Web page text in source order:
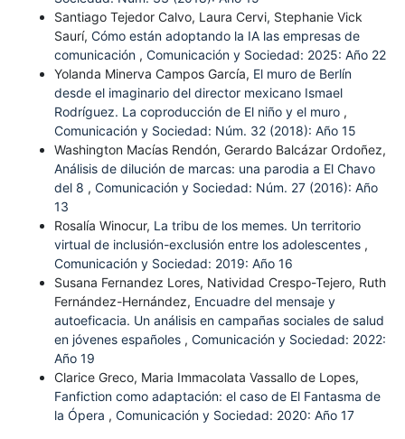
Santiago Tejedor Calvo, Laura Cervi, Stephanie Vick
Saurí, Cómo están adoptando la IA las empresas de
comunicación , Comunicación y Sociedad: 2025: Año 22
Yolanda Minerva Campos García, El muro de Berlín
desde el imaginario del director mexicano Ismael
Rodríguez. La coproducción de El niño y el muro ,
Comunicación y Sociedad: Núm. 32 (2018): Año 15
Washington Macías Rendón, Gerardo Balcázar Ordoñez,
Análisis de dilución de marcas: una parodia a El Chavo
del 8 , Comunicación y Sociedad: Núm. 27 (2016): Año
13
Rosalía Winocur, La tribu de los memes. Un territorio
virtual de inclusión-exclusión entre los adolescentes ,
Comunicación y Sociedad: 2019: Año 16
Susana Fernandez Lores, Natividad Crespo-Tejero, Ruth
Fernández-Hernández, Encuadre del mensaje y
autoeficacia. Un análisis en campañas sociales de salud
en jóvenes españoles , Comunicación y Sociedad: 2022:
Año 19
Clarice Greco, Maria Immacolata Vassallo de Lopes,
Fanfiction como adaptación: el caso de El Fantasma de
la Ópera , Comunicación y Sociedad: 2020: Año 17